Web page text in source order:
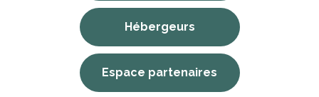
Hébergeurs
Espace partenaires